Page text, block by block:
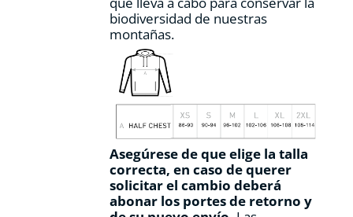
biodiversidad de nuestras
montañas.
Asegúrese de que elige la talla
correcta, en caso de querer
solicitar el cambio deberá
abonar los portes de retorno y